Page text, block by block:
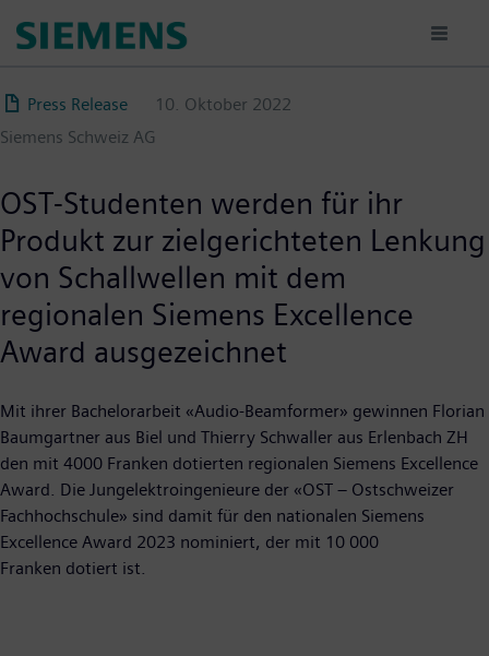
zum
Press Release
10. Oktober 2022
Siemens Schweiz AG
OST-Studenten werden für ihr
Produkt zur zielgerichteten Lenkung
von Schallwellen mit dem
regionalen Siemens Excellence
Award ausgezeichnet
Mit ihrer Bachelorarbeit «Audio-Beamformer» gewinnen Florian
Baumgartner aus Biel und Thierry Schwaller aus Erlenbach ZH
den mit 4000 Franken dotierten regionalen Siemens Excellence
Award. Die Jungelektroingenieure der «OST – Ostschweizer
Fachhochschule» sind damit für den nationalen Siemens
Excellence Award 2023 nominiert, der mit 10 000
Franken dotiert ist.